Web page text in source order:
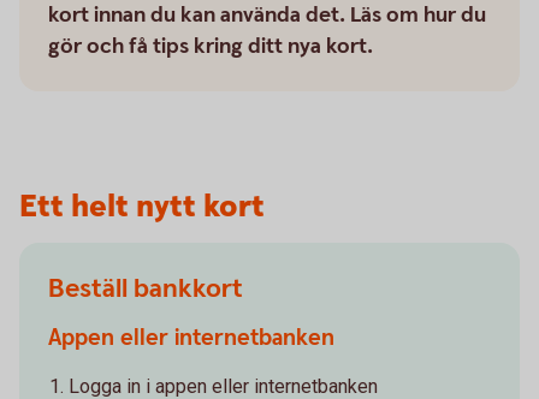
kort innan du kan använda det. Läs om hur du
gör och få tips kring ditt nya kort.
Ett helt nytt kort
Beställ bankkort
Appen eller internetbanken
Logga in i appen eller internetbanken